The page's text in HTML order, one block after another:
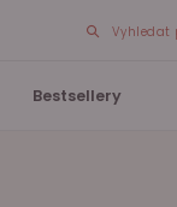
Vyhledat
Bestsellery